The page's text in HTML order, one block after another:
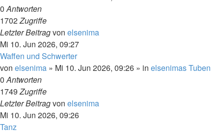
0Antworten
1702Zugriffe
Letzter Beitragvon elsenima
Mi 10. Jun 2026, 09:27
Waffen und Schwerter
von elsenima » Mi 10. Jun 2026, 09:26 » in elsenimas Tuben
0Antworten
1749Zugriffe
Letzter Beitragvon elsenima
Mi 10. Jun 2026, 09:26
Tanz